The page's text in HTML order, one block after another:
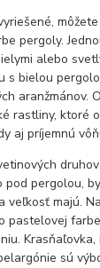
pergoly.
alebo
s bielou
aranžmánov.
rastliny, ktoré
aj príjemnú
pod pergolou,
veľkosť majú.
pastelovej
sú